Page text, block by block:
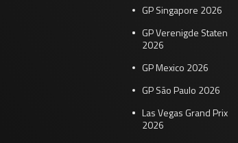
GP Singapore 2026
GP Verenigde Staten
2026
GP Mexico 2026
GP São Paulo 2026
Las Vegas Grand Prix
2026